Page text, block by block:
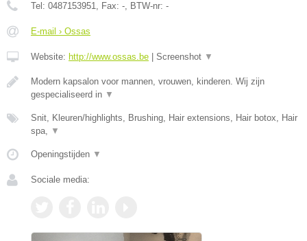
Tel: 0487153951, Fax: -, BTW-nr: -
E-mail › Ossas
Website: http://www.ossas.be Screenshot ▼
Modern kapsalon voor mannen, vrouwen, kinderen. Wij zijn
gespecialiseerd in ▼
Snit, Kleuren/highlights, Brushing, Hair extensions, Hair botox, Hair
spa, ▼
Openingstijden ▼
Sociale media: